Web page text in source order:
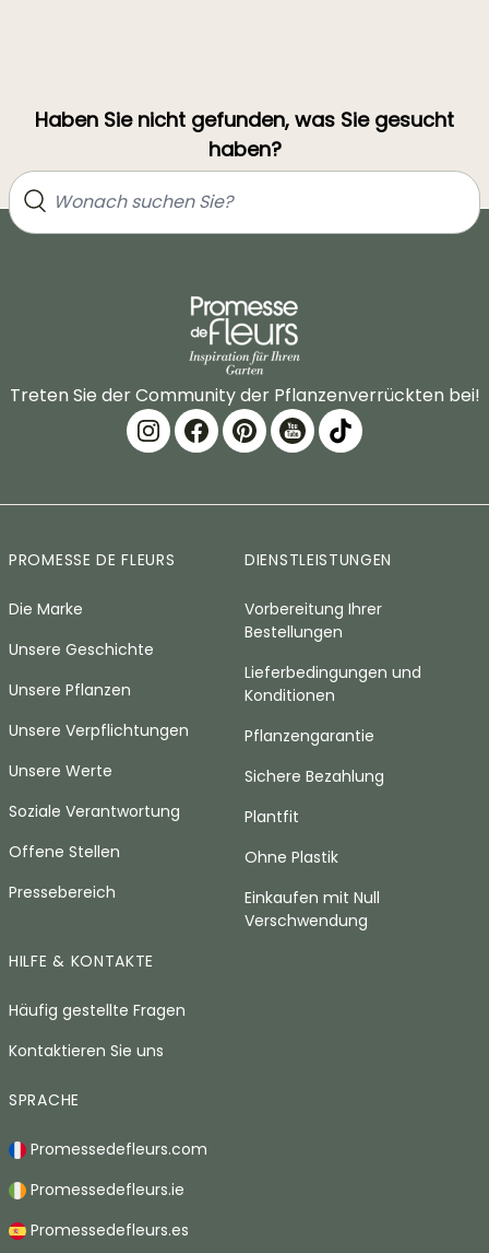
Haben Sie nicht gefunden, was Sie gesucht
haben?
Treten Sie der Community der Pflanzenverrückten bei!
PROMESSE DE FLEURS
Die Marke
Unsere Geschichte
Unsere Pflanzen
Unsere Verpflichtungen
Unsere Werte
Soziale Verantwortung
Offene Stellen
Pressebereich
DIENSTLEISTUNGEN
Vorbereitung Ihrer
Bestellungen
Lieferbedingungen und
Konditionen
Pflanzengarantie
Sichere Bezahlung
Plantfit
Ohne Plastik
Einkaufen mit Null
Verschwendung
HILFE & KONTAKTE
Häufig gestellte Fragen
Kontaktieren Sie uns
SPRACHE
Promessedefleurs.com
Promessedefleurs.ie
Promessedefleurs.es